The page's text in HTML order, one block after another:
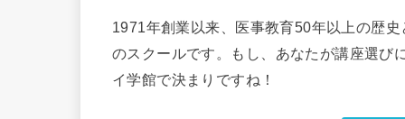
1971年創業以来、医事教育50年以上の歴
のスクールです。もし、あなたが講座選び
イ学館で決まりですね！